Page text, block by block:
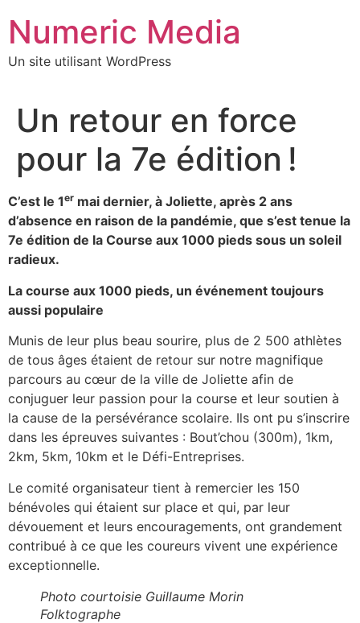
contenu
Numeric Media
Un site utilisant WordPress
Un retour en force
pour la 7e édition !
C’est le 1er mai dernier, à Joliette, après 2 ans
d’absence en raison de la pandémie, que s’est tenue la
7e édition de la Course aux 1000 pieds sous un soleil
radieux.
La course aux 1000 pieds, un événement toujours
aussi populaire
Munis de leur plus beau sourire, plus de 2 500 athlètes
de tous âges étaient de retour sur notre magnifique
parcours au cœur de la ville de Joliette afin de
conjuguer leur passion pour la course et leur soutien à
la cause de la persévérance scolaire. Ils ont pu s’inscrire
dans les épreuves suivantes : Bout’chou (300m), 1km,
2km, 5km, 10km et le Défi-Entreprises.
Le comité organisateur tient à remercier les 150
bénévoles qui étaient sur place et qui, par leur
dévouement et leurs encouragements, ont grandement
contribué à ce que les coureurs vivent une expérience
exceptionnelle.
Photo courtoisie Guillaume Morin
Folktographe